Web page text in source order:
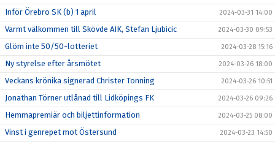
Inför Örebro SK (b) 1 april 2024-03-31 14:00
Varmt välkommen till Skövde AIK, Stefan Ljubicic 2024-03-30 09:53
Glöm inte 50/50-lotteriet 2024-03-28 15:16
Ny styrelse efter årsmötet 2024-03-26 18:00
Veckans krönika signerad Christer Tonning 2024-03-26 10:51
Jonathan Törner utlånad till Lidköpings FK 2024-03-26 09:26
Hemmapremiär och biljettinformation 2024-03-25 08:00
Vinst i genrepet mot Östersund 2024-03-23 14:50